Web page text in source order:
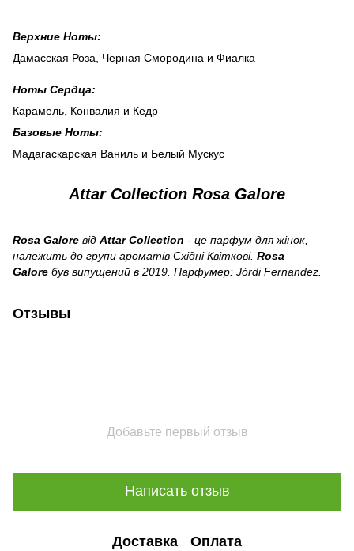
Верхние Ноты:
Дамасская Роза, Черная Смородина и Фиалка
Ноты Сердца:
Карамель, Конвалия и Кедр
Базовые Ноты:
Мадагаскарская Ваниль и Белый Мускус
Attar Collection Rosa Galore
Rosa Galore від Attar Collection - це парфум для жінок,
належить до групи ароматів Східні Квіткові. Rosa
Galore був випущений в 2019. Парфумер: Jórdi Fernandez.
Отзывы
Добавьте первый отзыв
Написать отзыв
Доставка Оплата